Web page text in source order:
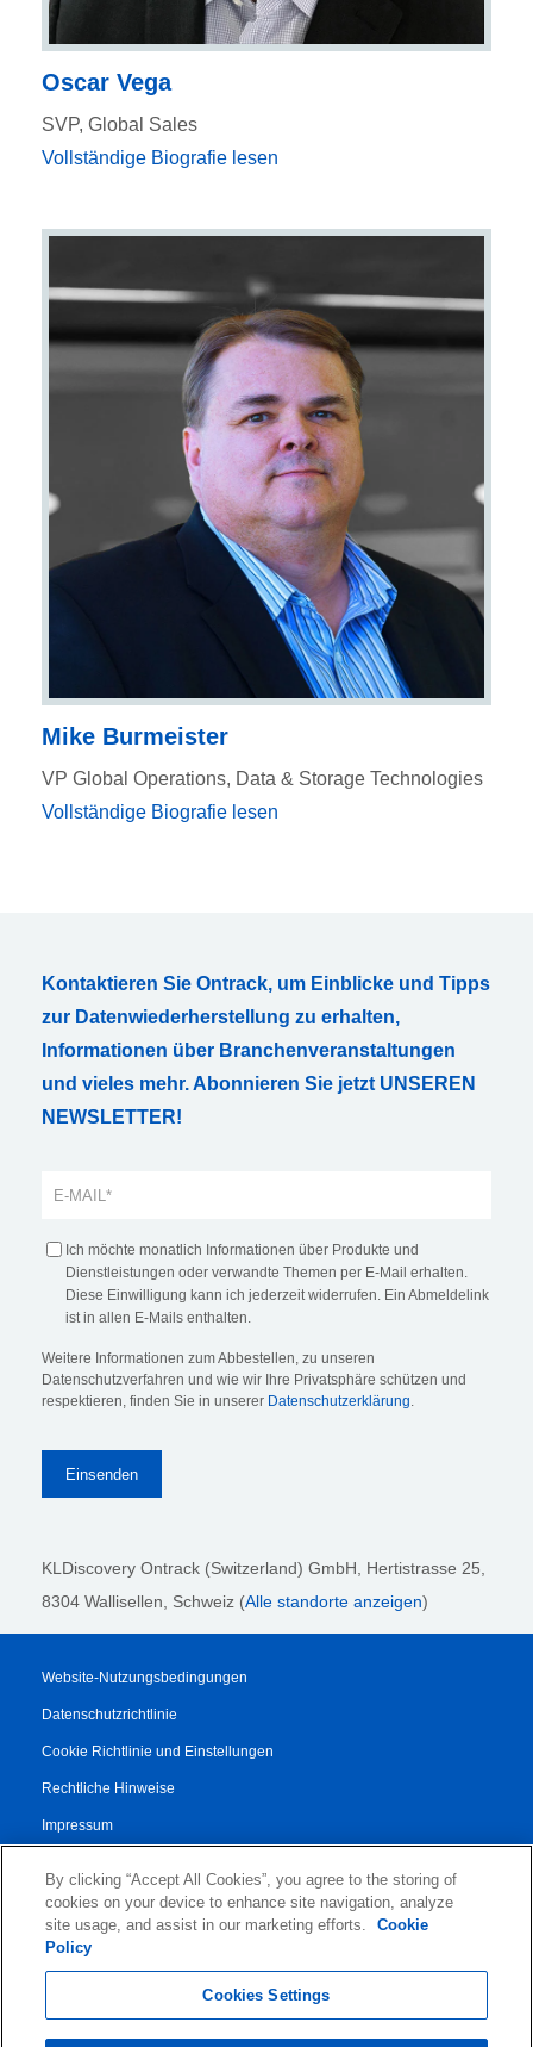
Oscar Vega
SVP, Global Sales
Vollständige Biografie lesen
Mike Burmeister
VP Global Operations, Data & Storage Technologies
Vollständige Biografie lesen
Kontaktieren Sie Ontrack, um Einblicke und Tipps
zur Datenwiederherstellung zu erhalten,
Informationen über Branchenveranstaltungen
und vieles mehr. Abonnieren Sie jetzt UNSEREN
NEWSLETTER!
Ich möchte monatlich Informationen über Produkte und
Dienstleistungen oder verwandte Themen per E-Mail erhalten.
Diese Einwilligung kann ich jederzeit widerrufen. Ein Abmeldelink
ist in allen E-Mails enthalten.
Weitere Informationen zum Abbestellen, zu unseren
Datenschutzverfahren und wie wir Ihre Privatsphäre schützen und
respektieren, finden Sie in unserer Datenschutzerklärung.
KLDiscovery Ontrack (Switzerland) GmbH, Hertistrasse 25,
8304 Wallisellen, Schweiz (Alle standorte anzeigen)
Website-Nutzungsbedingungen
Datenschutzrichtlinie
Cookie Richtlinie und Einstellungen
Rechtliche Hinweise
Impressum
AGB
Vertrag für Autorisierte Partner
By clicking “Accept All Cookies”, you agree to the storing of
cookies on your device to enhance site navigation, analyze
site usage, and assist in our marketing efforts.
Cookie
Policy
Cookies Settings